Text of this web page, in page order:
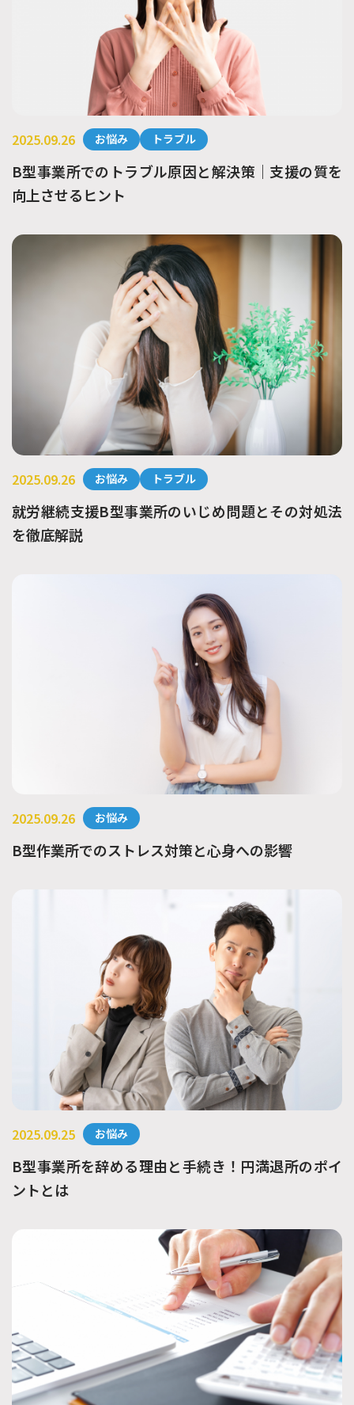
2025.09.26 お悩み トラブル
B型事業所でのトラブル原因と解決策｜支援の質を
向上させるヒント
2025.09.26 お悩み トラブル
就労継続支援B型事業所のいじめ問題とその対処法
を徹底解説
2025.09.26 お悩み
B型作業所でのストレス対策と心身への影響
2025.09.25 お悩み
B型事業所を辞める理由と手続き！円満退所のポイ
ントとは